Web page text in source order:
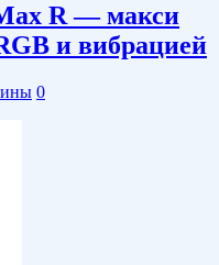
R — макси
и вибрацией
0